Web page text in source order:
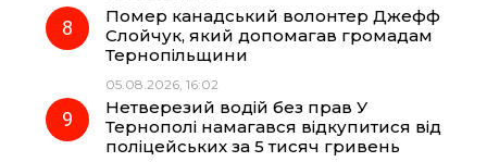
Помер канадський волонтер Джефф
Слойчук, який допомагав громадам
Тернопільщини
05.08.2026, 16:02
Нетверезий водій без прав У
Тернополі намагався відкупитися від
поліцейських за 5 тисяч гривень